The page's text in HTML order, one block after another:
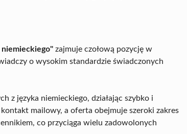
niemieckiego" zajmuje czołową pozycję w
o wysokim standardzie świadczonych
z języka niemieckiego, działając szybko i
mailowy, a oferta obejmuje szeroki zakres
co przyciąga wielu zadowolonych